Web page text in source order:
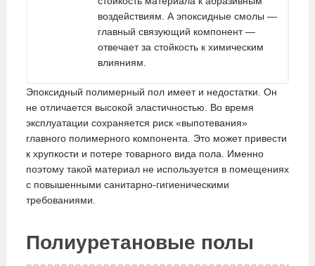
воздействиям. А эпоксидные смолы —
главный связующий компонент —
отвечает за стойкость к химическим
влияниям.
Эпоксидный полимерный пол имеет и недостатки. Он
не отличается высокой эластичностью. Во время
эксплуатации сохраняется риск «выпотевания»
главного полимерного компонента. Это может привести
к хрупкости и потере товарного вида пола. Именно
поэтому такой материал не используется в помещениях
с повышенными санитарно-гигиеническими
требованиями.
Полиуретановые полы